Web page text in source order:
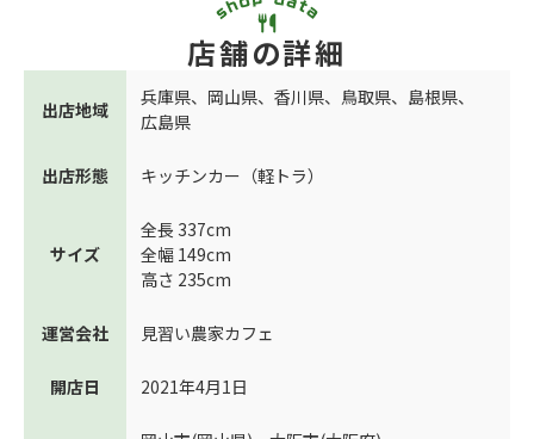
店舗の詳細
出店地域
兵庫県、 岡山県、 香川県、 鳥取県、 島根県、
広島県
出店形態 キッチンカー（軽トラ）
サイズ
全長 337cm
全幅 149cm
高さ 235cm
運営会社 見習い農家カフェ
開店日 2021年4月1日